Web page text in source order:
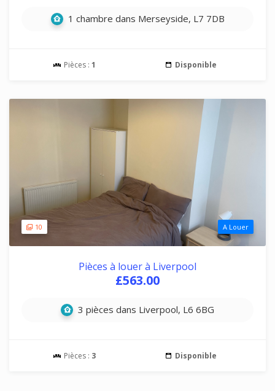
1 chambre dans Merseyside, L7 7DB
Pièces : 1 Disponible
10 A Louer
Pièces à louer à Liverpool
£563.00
3 pièces dans Liverpool, L6 6BG
Pièces : 3 Disponible